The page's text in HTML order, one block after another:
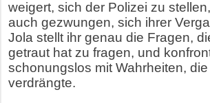
weigert, sich der Polizei zu
auch gezwungen, sich ihrer
Jola stellt ihr genau die Fragen,
getraut hat zu fragen, und
schonungslos mit Wahrheiten,
verdrängte.